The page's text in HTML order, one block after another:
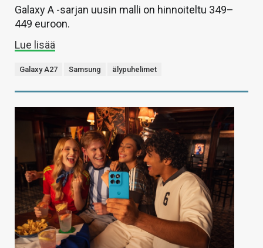
Galaxy A -sarjan uusin malli on hinnoiteltu 349–
449 euroon.
Lue lisää
Galaxy A27 Samsung älypuhelimet